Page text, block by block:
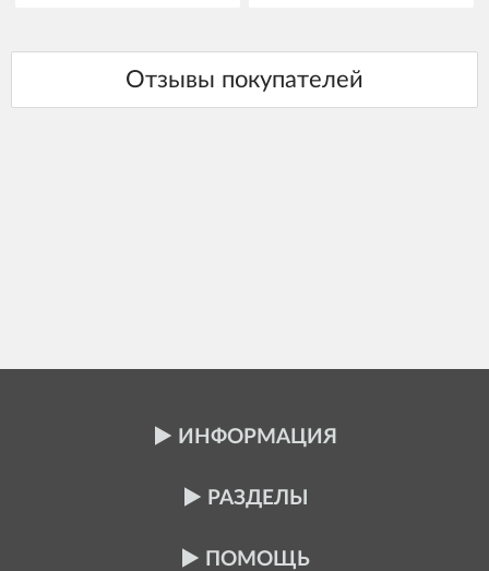
ИНФОРМАЦИЯ
РАЗДЕЛЫ
ПОМОЩЬ